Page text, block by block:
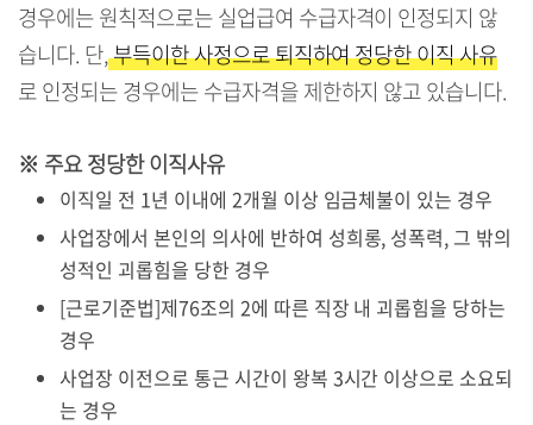
경우에는 원칙적으로는 실업급여 수급자격이 인정되지 않
습니다. 단,부득이한 사정으로 퇴직하여 정당한 이직 사유
로 인정되는 경우에는 수급자격을 제한하지 않고 있습니다.
※ 주요 정당한 이직사유
이직일 전 1년 이내에 2개월 이상 임금체불이 있는 경우
사업장에서 본인의 의사에 반하여 성희롱, 성폭력, 그 밖의
성적인 괴롭힘을 당한 경우
[근로기준법]제76조의 2에 따른 직장 내 괴롭힘을 당하는
경우
사업장 이전으로 통근 시간이 왕복 3시간 이상으로 소요되
는 경우